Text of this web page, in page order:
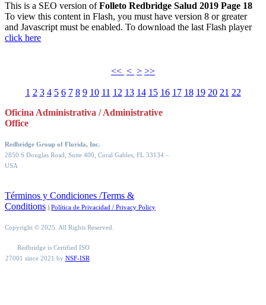
This is a SEO version ofFolleto Redbridge Salud 2019 Page 18
To view this content in Flash, you must have version 8 or greater
and Javascript must be enabled. To download the last Flash player
click here
<< < > >>
1 2 3 4 5 6 7 8 9 10 11 12 13 14 15 16 17 18 19 20 21 22
Oficina Administrativa / Administrative
Office
Redbridge Group of Florida, Inc.
2850 S Douglas Road, Suite 400, Coral Gables, FL 33134 –
USA
Términos y Condiciones /Terms &
Conditions | Política de Privacidad / Privacy Policy
Copyright © 2025. All Rights Reserved.
Redbridge is Certified ISO
27001 since 2021 by NSF-ISR